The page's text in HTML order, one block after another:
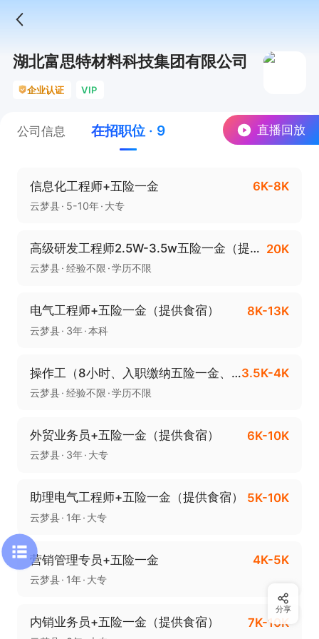
直播回放
湖北富思特材料科技集团有限公司
企业认证 VIP
公司信息 在招职位 · 9
信息化工程师+五险一金 6K-8K
云梦县 5-10年 大专
高级研发工程师2.5W-3.5w五险一金（提供食宿） 20K
云梦县 经验不限 学历不限
电气工程师+五险一金（提供食宿） 8K-13K
云梦县 3年 本科
操作工（8小时、入职缴纳五险一金、包吃）3.5K-4K
云梦县 经验不限 学历不限
外贸业务员+五险一金（提供食宿） 6K-10K
云梦县 3年 大专
助理电气工程师+五险一金（提供食宿） 5K-10K
云梦县 1年 大专
营销管理专员+五险一金 4K-5K
云梦县 1年 大专
内销业务员+五险一金（提供食宿） 7K-10K
分享